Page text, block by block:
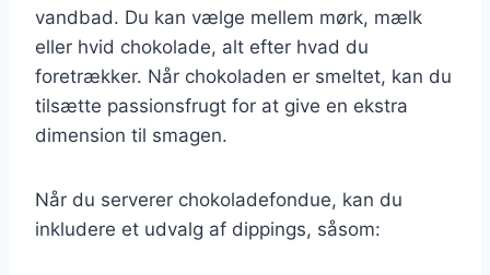
vandbad. Du kan vælge mellem mørk, mælk
eller hvid chokolade, alt efter hvad du
foretrækker. Når chokoladen er smeltet, kan du
tilsætte passionsfrugt for at give en ekstra
dimension til smagen.
Når du serverer chokoladefondue, kan du
inkludere et udvalg af dippings, såsom: